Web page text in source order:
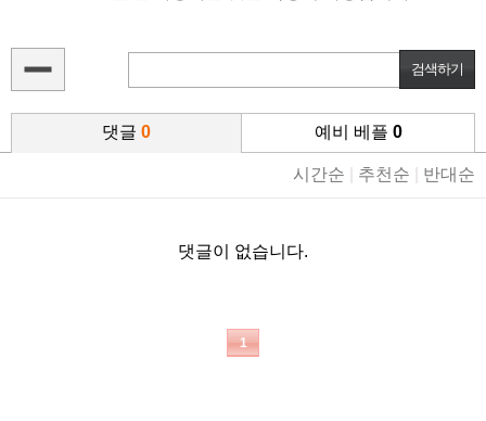
댓글 0 예비 베플 0
시간순 추천순 반대순
댓글이 없습니다.
1